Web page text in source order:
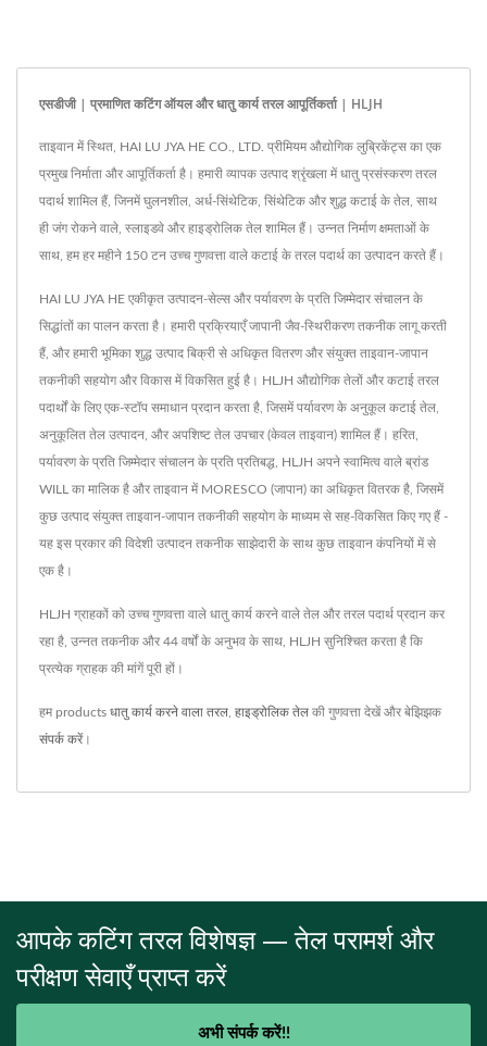
एसडीजी | प्रमाणित कटिंग ऑयल और धातु कार्य तरल आपूर्तिकर्ता | HLJH
ताइवान में स्थित, HAI LU JYA HE CO., LTD. प्रीमियम औद्योगिक लुब्रिकेंट्स का एक
प्रमुख निर्माता और आपूर्तिकर्ता है। हमारी व्यापक उत्पाद श्रृंखला में धातु प्रसंस्करण तरल
पदार्थ शामिल हैं, जिनमें घुलनशील, अर्ध-सिंथेटिक, सिंथेटिक और शुद्ध कटाई के तेल, साथ
ही जंग रोकने वाले, स्लाइडवे और हाइड्रोलिक तेल शामिल हैं। उन्नत निर्माण क्षमताओं के
साथ, हम हर महीने 150 टन उच्च गुणवत्ता वाले कटाई के तरल पदार्थ का उत्पादन करते हैं।
HAI LU JYA HE एकीकृत उत्पादन-सेल्स और पर्यावरण के प्रति जिम्मेदार संचालन के
सिद्धांतों का पालन करता है। हमारी प्रक्रियाएँ जापानी जैव-स्थिरीकरण तकनीक लागू करती
हैं, और हमारी भूमिका शुद्ध उत्पाद बिक्री से अधिकृत वितरण और संयुक्त ताइवान-जापान
तकनीकी सहयोग और विकास में विकसित हुई है। HLJH औद्योगिक तेलों और कटाई तरल
पदार्थों के लिए एक-स्टॉप समाधान प्रदान करता है, जिसमें पर्यावरण के अनुकूल कटाई तेल,
अनुकूलित तेल उत्पादन, और अपशिष्ट तेल उपचार (केवल ताइवान) शामिल हैं। हरित,
पर्यावरण के प्रति जिम्मेदार संचालन के प्रति प्रतिबद्ध, HLJH अपने स्वामित्व वाले ब्रांड
WILL का मालिक है और ताइवान में MORESCO (जापान) का अधिकृत वितरक है, जिसमें
कुछ उत्पाद संयुक्त ताइवान-जापान तकनीकी सहयोग के माध्यम से सह-विकसित किए गए हैं -
यह इस प्रकार की विदेशी उत्पादन तकनीक साझेदारी के साथ कुछ ताइवान कंपनियों में से
एक है।
HLJH ग्राहकों को उच्च गुणवत्ता वाले धातु कार्य करने वाले तेल और तरल पदार्थ प्रदान कर
रहा है, उन्नत तकनीक और 44 वर्षों के अनुभव के साथ, HLJH सुनिश्चित करता है कि
प्रत्येक ग्राहक की मांगें पूरी हों।
हम products धातु कार्य करने वाला तरल हाइड्रोलिक तेल की गुणवत्ता देखें और बेझिझक
संपर्क करें।
आपके कटिंग तरल विशेषज्ञ — तेल परामर्श और
परीक्षण सेवाएँ प्राप्त करें
अभी संपर्क करें!!